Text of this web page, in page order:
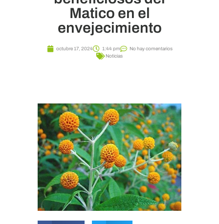
Matico en el
envejecimiento
octubre 17, 2024 1:44 pm
No hay comentarios
Noticias